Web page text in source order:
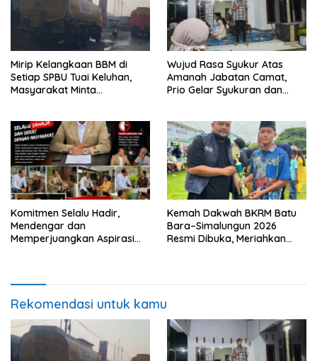
Mirip Kelangkaan BBM di
Setiap SPBU Tuai Keluhan,
Masyarakat Minta
Wujud Rasa Syukur Atas
Amanah Jabatan Camat,
Prio Gelar Syukuran dan
Komitmen Selalu Hadir,
Mendengar dan
Memperjuangkan Aspirasi
Kemah Dakwah BKRM Batu
Bara–Simalungun 2026
Resmi Dibuka, Meriahkan
Rekomendasi untuk kamu